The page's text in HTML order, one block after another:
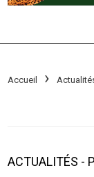
Accueil
ACTUALITÉS -